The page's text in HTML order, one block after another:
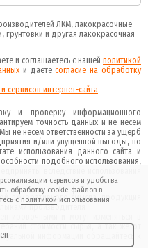
ЛКМ, лакокрасочные
грунтовки и другая лакокрасочная
и соглашаетесь с нашей политикой
и даетеcогласие на обработку
сервисов интернет-сайта
и проверку информационного
точность данных и не несем
не несем ответственности за ущерб
и/или упущенной выгоды, но
использования данного сайта и
подобного использования,
декоративного смысла, продукция
производителя
стоимости сырья, а так же от
информации обращайтесь к
сервисов и удобства
обработку cookie-файлов в
с политикой использования